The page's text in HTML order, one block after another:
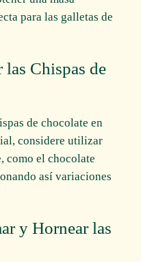
para las galletas de
las Chispas de
de chocolate en
considere utilizar
como el chocolate
así variaciones
y Hornear las